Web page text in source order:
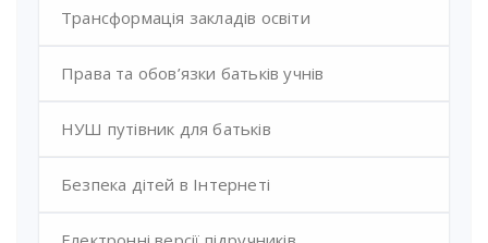
Трансформація закладів освіти
Права та обов’язки батьків учнів
НУШ путівник для батьків
Безпека дітей в Інтернеті